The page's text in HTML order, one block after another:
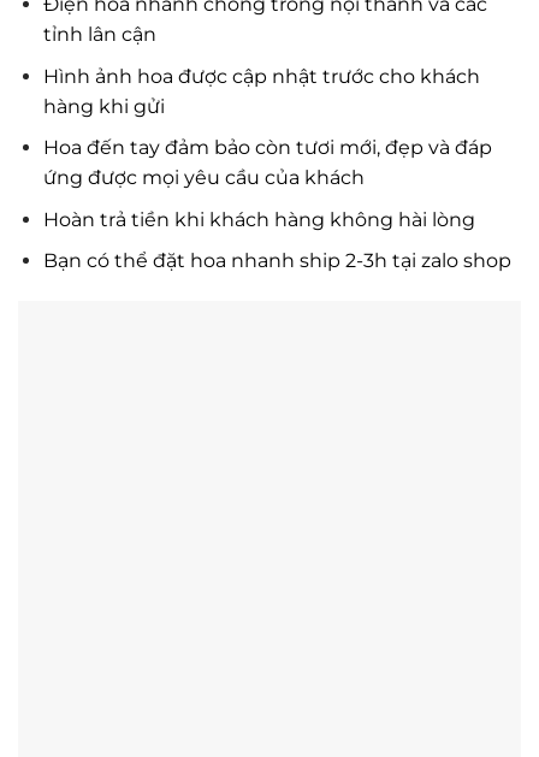
tỉnh lân cận
Hình ảnh hoa được cập nhật trước cho khách
hàng khi gửi
Hoa đến tay đảm bảo còn tươi mới, đẹp và đáp
ứng được mọi yêu cầu của khách
Hoàn trả tiền khi khách hàng không hài lòng
Bạn có thể đặt hoa nhanh ship 2-3h tại zalo shop